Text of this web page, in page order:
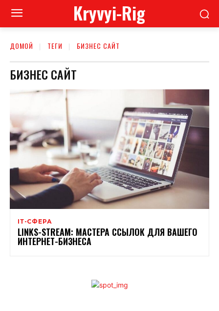
Kryvyi-Rig
ДОМОЙ ТЕГИ БИЗНЕС САЙТ
БИЗНЕС САЙТ
ІТ-СФЕРА
LINKS-STREAM: МАСТЕРА ССЫЛОК ДЛЯ ВАШЕГО
ИНТЕРНЕТ-БИЗНЕСА